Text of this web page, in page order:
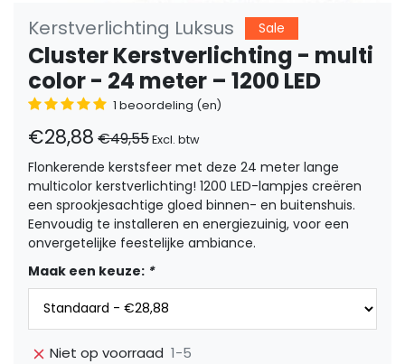
Kerstverlichting Luksus Sale
Cluster Kerstverlichting - multi
color - 24 meter – 1200 LED
1 beoordeling (en)
€28,88 €49,55Excl. btw
Flonkerende kerstsfeer met deze 24 meter lange
multicolor kerstverlichting! 1200 LED-lampjes creëren
een sprookjesachtige gloed binnen- en buitenshuis.
Eenvoudig te installeren en energiezuinig, voor een
onvergetelijke feestelijke ambiance.
Maak een keuze: *
Niet op voorraad 1-5